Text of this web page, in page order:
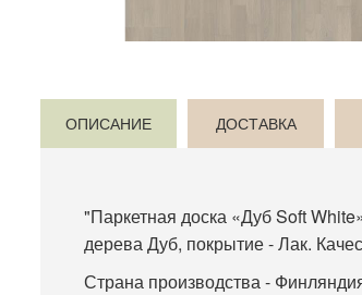
ОПИСАНИЕ ДОСТАВКА
"Паркетная доска «Дуб Soft
дерева Дуб, покрытие - Лак.
Страна производства -